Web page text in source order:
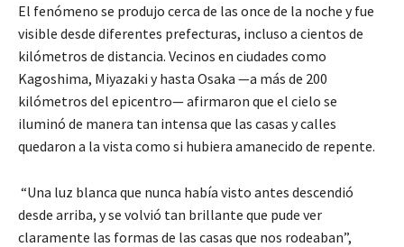
El fenómeno se produjo cerca de las once de la noche y fue
visible desde diferentes prefecturas, incluso a cientos de
kilómetros de distancia. Vecinos en ciudades como
Kagoshima, Miyazaki y hasta Osaka —a más de 200
kilómetros del epicentro— afirmaron que el cielo se
iluminó de manera tan intensa que las casas y calles
quedaron a la vista como si hubiera amanecido de repente.
“Una luz blanca que nunca había visto antes descendió
desde arriba, y se volvió tan brillante que pude ver
claramente las formas de las casas que nos rodeaban”,